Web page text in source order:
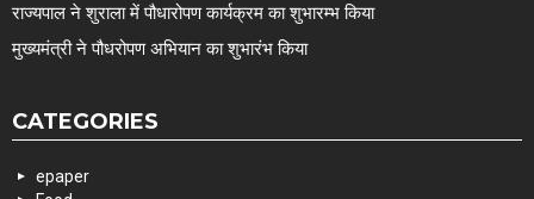
राज्यपाल ने शुराला में पौधारोपण कार्यक्रम का शुभारम्भ किया
मुख्यमंत्री ने पौधरोपण अभियान का शुभारंभ किया
CATEGORIES
epaper